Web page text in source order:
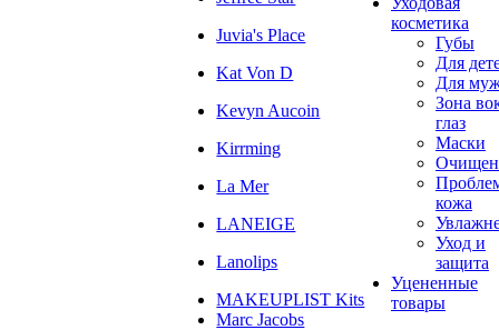
Juvia's Place
Kat Von D
Kevyn Aucoin
Kirrming
La Mer
LANEIGE
Lanolips
MAKEUPLIST Kits
Marc Jacobs
косметика
Губы
Для
Для
Зона
глаз
Маски
кожа
Уход и
защита
Уцененные
товары